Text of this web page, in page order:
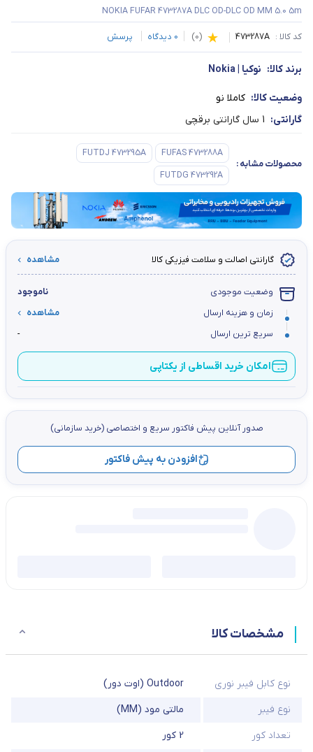
NOKIA FUFAR 473287A DLC OD-DLC OD MM 5.0 5m
کد کالا : 473287A
(
0
)
0 دیدگاه پرسش
برند کالا: نوکیا | Nokia
وضعیت کالا: کاملا نو
گارانتی: 1 سال گارانتی برقچی
محصولات مشابه:
FUFAS 473288A
FUTDJ 473295A
FUTDG 473292A
گارانتی اصالت و سلامت فیزیکی کالا مشاهده
وضعیت موجودی
ناموجود
زمان و هزینه ارسال
مشاهده
سریع ترین ارسال
-
امکان خرید اقساطی از یکتاپی
صدور آنلاین پيش فاكتور سریع و اختصاصي (خرید سازمانی)
افزودن به پیش فاکتور
مشخصات کالا
نوع کابل فیبر نوری
Outdoor (اوت دور)
نوع فیبر
مالتی مود (MM)
تعداد کور
2 کور